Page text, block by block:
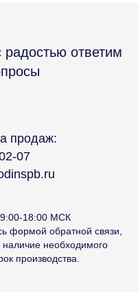
ответим
продаж:
07
18:00 МСК
формой обратной связи,
наличие необходимого
производства.